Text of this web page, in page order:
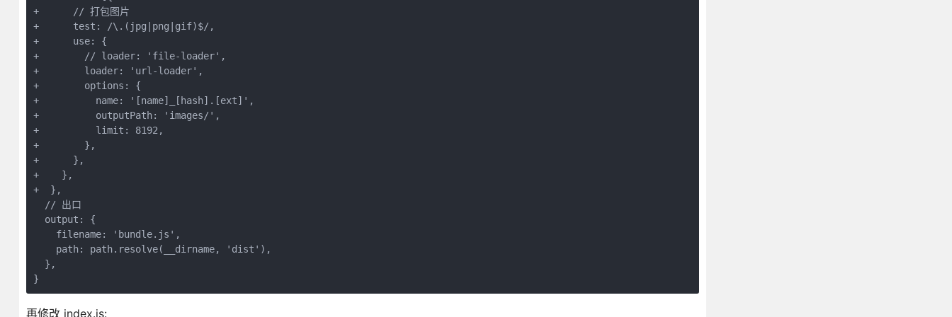
+      // 打包图片
+      test: /\.(jpg|png|gif)$/,
+      use: {
+        // loader: 'file-loader',
+        loader: 'url-loader',
+        options: {
+          name: '[name]_[hash].[ext]',
+          outputPath: 'images/',
+          limit: 8192,
+        },
+      },
+    },
+  },
  // 出口
  output: {
    filename: 'bundle.js',
    path: path.resolve(__dirname, 'dist'),
  },
再修改 index.js: